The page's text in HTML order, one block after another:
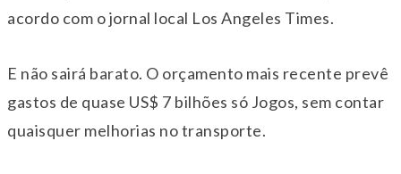
acordo com o jornal local Los Angeles Times.
E não sairá barato. O orçamento mais recente prevê
gastos de quase US$ 7 bilhões só Jogos, sem contar
quaisquer melhorias no transporte.